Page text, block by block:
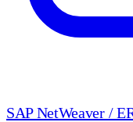
SAP NetWeaver /